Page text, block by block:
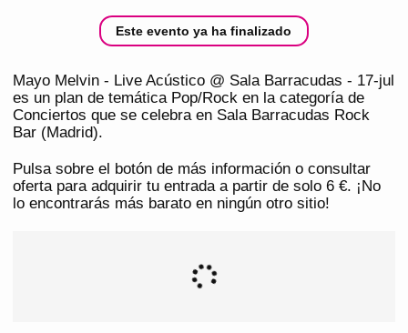
Este evento ya ha finalizado
Mayo Melvin - Live Acústico @ Sala Barracudas - 17-jul
es un plan de temática Pop/Rock en la categoría de
Conciertos que se celebra en Sala Barracudas Rock
Bar (Madrid).
Pulsa sobre el botón de más información o consultar
oferta para adquirir tu entrada a partir de solo 6 €. ¡No
lo encontrarás más barato en ningún otro sitio!